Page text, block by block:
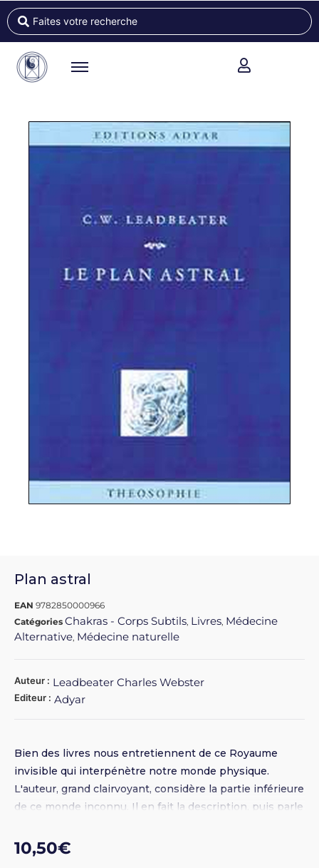
Plan astral
EAN 9782850000966
Catégories Chakras - Corps Subtils, Livres, Médecine
Alternative, Médecine naturelle
Auteur : Leadbeater Charles Webster
Editeur : Adyar
Bien des livres nous entretiennent de ce Royaume
invisible qui interpénètre notre monde physique.
L'auteur, grand clairvoyant, considère la partie inférieure
de ce monde inconnu. Il en fait la description, puis parle
humains, artificiels. Puis il aborde les phénomènes
supraphysiques.
10,50€